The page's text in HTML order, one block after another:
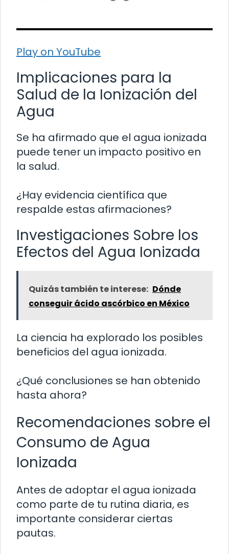
Play on YouTube
Implicaciones para la
Salud de la Ionización del
Agua
Se ha afirmado que el agua ionizada
puede tener un impacto positivo en
la salud.
¿Hay evidencia científica que
respalde estas afirmaciones?
Investigaciones Sobre los
Efectos del Agua Ionizada
Quizás también te interese: Dónde
conseguir ácido ascórbico en México
La ciencia ha explorado los posibles
beneficios del agua ionizada.
¿Qué conclusiones se han obtenido
hasta ahora?
Recomendaciones sobre el
Consumo de Agua
Ionizada
Antes de adoptar el agua ionizada
como parte de tu rutina diaria, es
importante considerar ciertas
pautas.